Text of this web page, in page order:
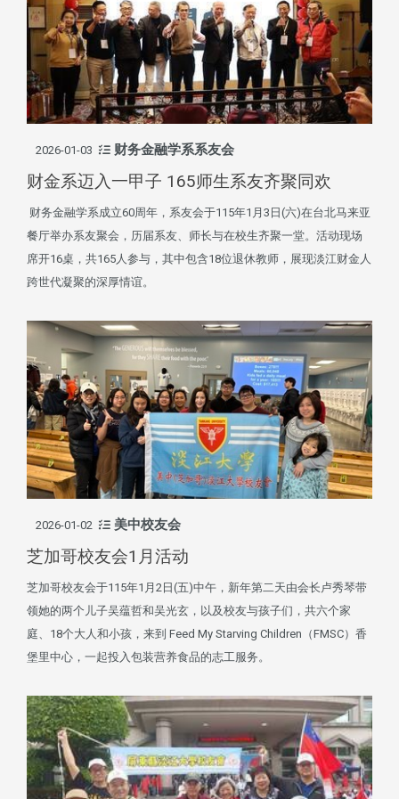
2026-01-03 财务金融学系系友会
财金系迈入一甲子 165师生系友齐聚同欢
财务金融学系成立60周年，系友会于115年1月3日(六)在台北马来亚
餐厅举办系友聚会，历届系友、师长与在校生齐聚一堂。活动现场
席开16桌，共165人参与，其中包含18位退休教师，展现淡江财金人
跨世代凝聚的深厚情谊。
2026-01-02 美中校友会
芝加哥校友会1月活动
芝加哥校友会于115年1月2日(五)中午，新年第二天由会长卢秀琴带
领她的两个儿子吴蕴哲和吴光玄，以及校友与孩子们，共六个家
庭、18个大人和小孩，来到 Feed My Starving Children（FMSC）香
堡里中心，一起投入包装营养食品的志工服务。